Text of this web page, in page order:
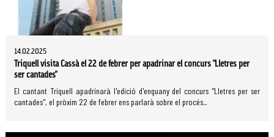
14.02.2025
Triquell visita Cassà el 22 de febrer per apadrinar el concurs "Lletres per
ser cantades"
El cantant Triquell apadrinarà l'edició d'enguany del concurs "Lletres per ser
cantades", el pròxim 22 de febrer ens parlarà sobre el procés...